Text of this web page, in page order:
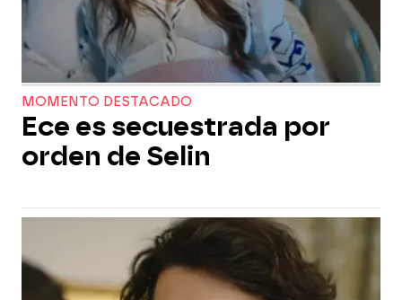
MOMENTO DESTACADO
Ece es secuestrada por
orden de Selin